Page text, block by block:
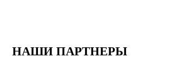
НАШИ ПАРТНЕРЫ